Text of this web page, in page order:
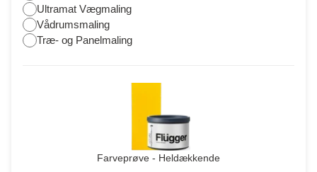
Ultramat Vægmaling
Vådrumsmaling
Træ- og Panelmaling
Farveprøve - Heldækkende